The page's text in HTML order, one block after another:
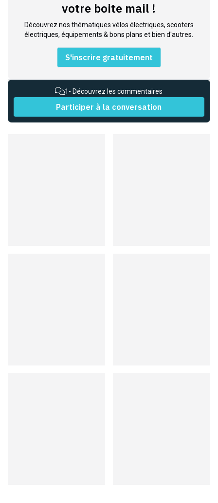
votre boite mail !
Découvrez nos thématiques vélos électriques, scooters
électriques, équipements & bons plans et bien d'autres.
S'inscrire gratuitement
1 - Découvrez les commentaires
Participer à la conversation